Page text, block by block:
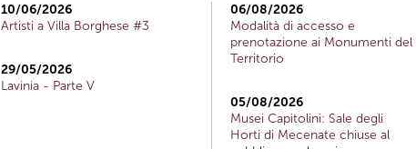
10/06/2026
Artisti a Villa Borghese #3
29/05/2026
Lavinia - Parte V
06/08/2026
Modalità di accesso e
prenotazione ai Monumenti del
Territorio
05/08/2026
Musei Capitolini: Sale degli
Horti di Mecenate chiuse al